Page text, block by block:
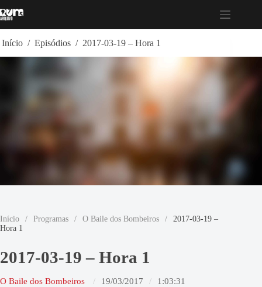
para
Início / Episódios / 2017-03-19 – Hora 1
Início / Programas / O Baile dos Bombeiros /
2017-03-19 –
Hora 1
2017-03-19 – Hora 1
O Baile dos Bombeiros 19/03/2017 1:03:31